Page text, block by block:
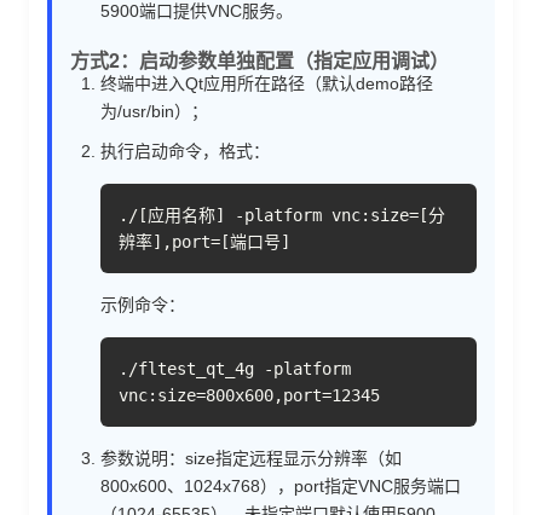
5900端口提供VNC服务。
方式2：启动参数单独配置（指定应用调试）
终端中进入Qt应用所在路径（默认demo路径
为/usr/bin）；
执行启动命令，格式：
./[应用名称] -platform vnc:size=[分
辨率],port=[端口号]
示例命令：
./fltest_qt_4g -platform
vnc:size=800x600,port=12345
参数说明：size指定远程显示分辨率（如
800x600、1024x768），port指定VNC服务端口